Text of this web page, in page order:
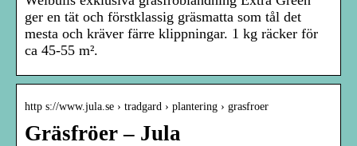
ger en tät och förstklassig gräsmatta som tål det
mesta och kräver färre klippningar. 1 kg räcker för
ca 45-55 m².
http s://www.jula.se › tradgard › plantering › grasfroer
Gräsfröer – Jula